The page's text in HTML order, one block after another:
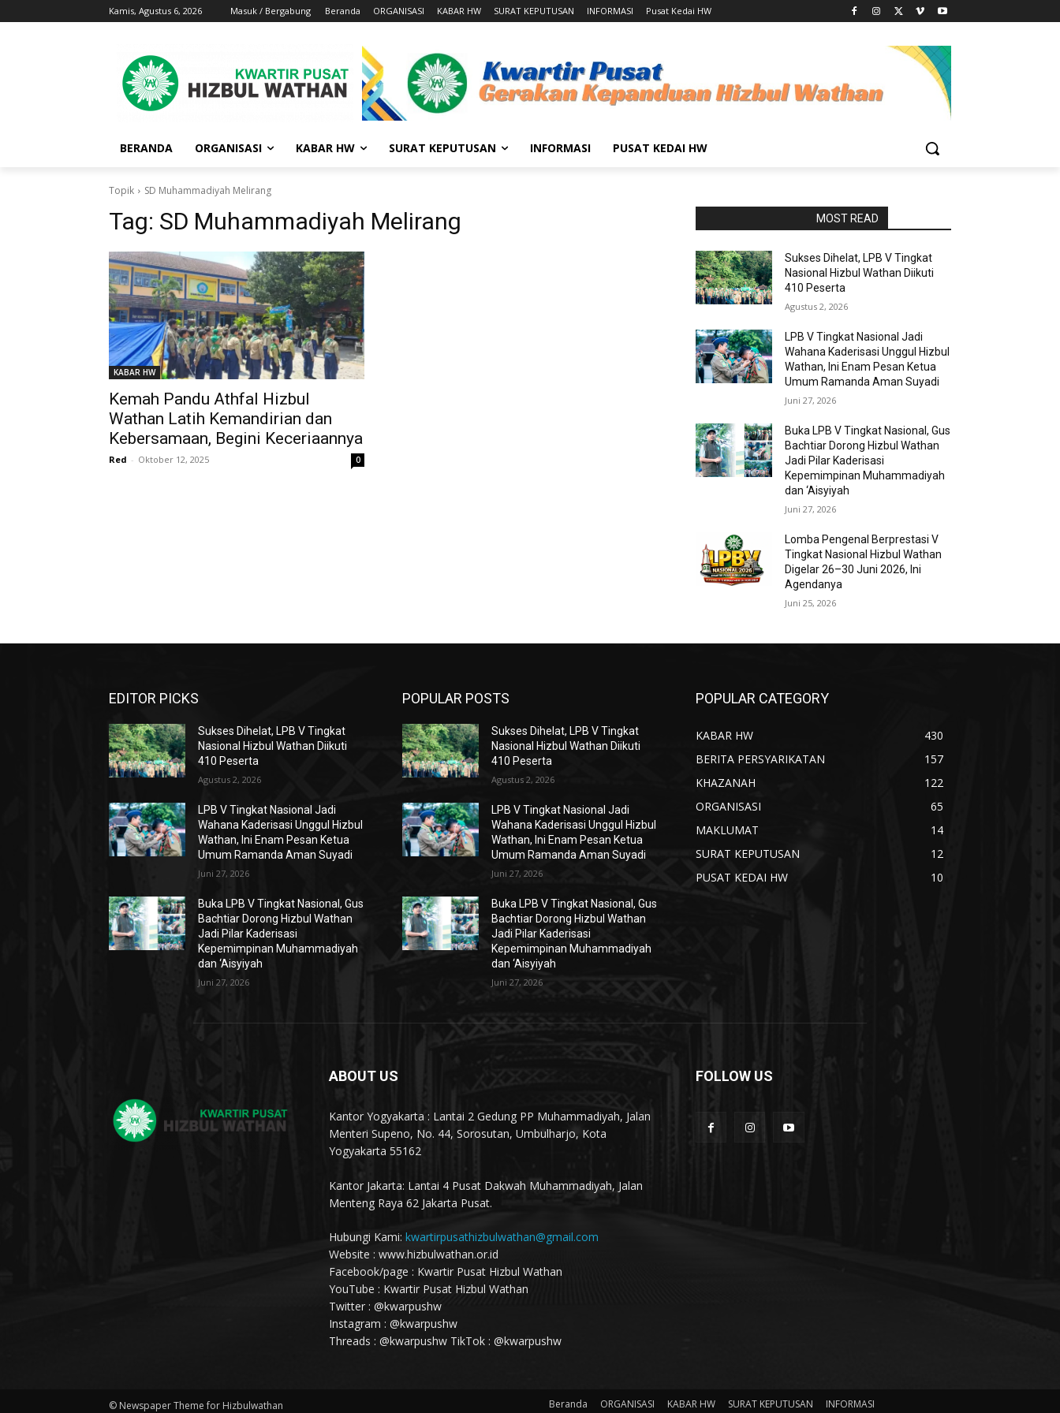
Kamis, Agustus 6, 2026 Masuk / Bergabung Beranda ORGANISASI KABAR HW SURAT KEPUTUSAN INFORMASI Pusat Kedai HW
BERANDA ORGANISASI KABAR HW SURAT KEPUTUSAN INFORMASI PUSAT KEDAI HW
Topik SD Muhammadiyah Melirang
Tag: SD Muhammadiyah Melirang
KABAR HW
Kemah Pandu Athfal Hizbul
Wathan Latih Kemandirian dan
Kebersamaan, Begini Keceriaannya
Red - Oktober 12, 2025 0
MOST READ
Sukses Dihelat, LPB V Tingkat
Nasional Hizbul Wathan Diikuti
410 Peserta
Agustus 2, 2026
LPB V Tingkat Nasional Jadi
Wahana Kaderisasi Unggul Hizbul
Wathan, Ini Enam Pesan Ketua
Umum Ramanda Aman Suyadi
Juni 27, 2026
Buka LPB V Tingkat Nasional, Gus
Bachtiar Dorong Hizbul Wathan
Jadi Pilar Kaderisasi
Kepemimpinan Muhammadiyah
dan ‘Aisyiyah
Juni 27, 2026
Lomba Pengenal Berprestasi V
Tingkat Nasional Hizbul Wathan
Digelar 26–30 Juni 2026, Ini
Agendanya
Juni 25, 2026
EDITOR PICKS
Sukses Dihelat, LPB V Tingkat
Nasional Hizbul Wathan Diikuti
410 Peserta
Agustus 2, 2026
LPB V Tingkat Nasional Jadi
Wahana Kaderisasi Unggul Hizbul
Wathan, Ini Enam Pesan Ketua
Umum Ramanda Aman Suyadi
Juni 27, 2026
Buka LPB V Tingkat Nasional, Gus
Bachtiar Dorong Hizbul Wathan
Jadi Pilar Kaderisasi
Kepemimpinan Muhammadiyah
dan ‘Aisyiyah
Juni 27, 2026
POPULAR POSTS
Sukses Dihelat, LPB V Tingkat
Nasional Hizbul Wathan Diikuti
410 Peserta
Agustus 2, 2026
LPB V Tingkat Nasional Jadi
Wahana Kaderisasi Unggul Hizbul
Wathan, Ini Enam Pesan Ketua
Umum Ramanda Aman Suyadi
Juni 27, 2026
Buka LPB V Tingkat Nasional, Gus
Bachtiar Dorong Hizbul Wathan
Jadi Pilar Kaderisasi
Kepemimpinan Muhammadiyah
dan ‘Aisyiyah
Juni 27, 2026
POPULAR CATEGORY
KABAR HW
430
BERITA PERSYARIKATAN
157
KHAZANAH
122
ORGANISASI
65
MAKLUMAT
14
SURAT KEPUTUSAN
12
PUSAT KEDAI HW
10
ABOUT US
Kantor Yogyakarta : Lantai 2 Gedung PP Muhammadiyah, Jalan
Menteri Supeno, No. 44, Sorosutan, Umbulharjo, Kota
Yogyakarta 55162
Kantor Jakarta: Lantai 4 Pusat Dakwah Muhammadiyah, Jalan
Menteng Raya 62 Jakarta Pusat.
Hubungi Kami: kwartirpusathizbulwathan@gmail.com
Website : www.hizbulwathan.or.id
Facebook/page : Kwartir Pusat Hizbul Wathan
YouTube : Kwartir Pusat Hizbul Wathan
Twitter : @kwarpushw
Instagram : @kwarpushw
Threads : @kwarpushw TikTok : @kwarpushw
FOLLOW US
© Newspaper Theme for Hizbulwathan Beranda ORGANISASI KABAR HW SURAT KEPUTUSAN INFORMASI